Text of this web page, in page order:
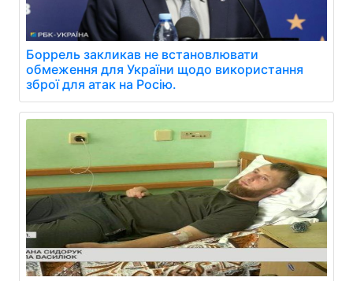
Боррель закликав не встановлювати
обмеження для України щодо використання
зброї для атак на Росію.